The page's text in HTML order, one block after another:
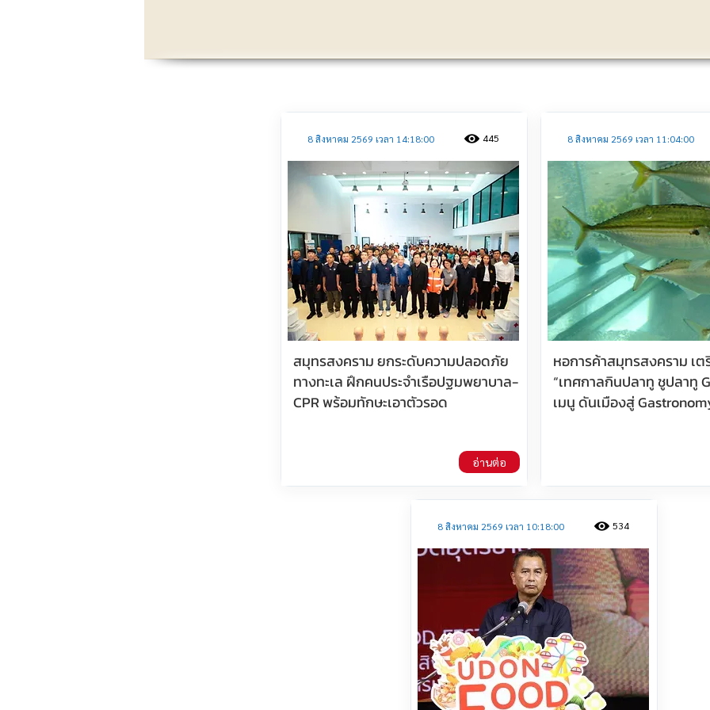
ประชาสัมพันธ์
8 สิงหาคม 2569 เวลา 14:18:00
สมุทรสงคราม ยกระดับความปลอดภัย
ทางทะเล ฝึกคนประจำเรือปฐมพยาบาล-
CPR พร้อมทักษะเอาตัวรอด
445
อ่านต่อ
8 สิงหาคม 2569 เวลา 11:04:00
หอการค้าสมุทรสงคราม เ
“เทศกาลกินปลาทู ชูปลาทู
เมนู ดันเมืองสู่
8 สิงหาคม 2569 เวลา 10:18:00 534